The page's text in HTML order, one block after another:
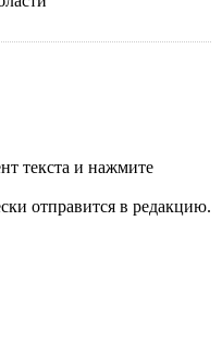
текста и нажмите
отправится в редакцию.